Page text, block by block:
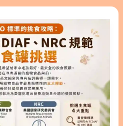
狀況來挑選，就能在日常生
2. 貓機能罐怎麼挑？5大保
罐時，建議先觀察家中貓咪
以下將針對五大常見的保健
觀察重點。 2.1. 腎臟與泌尿
許多熟齡貓常見的困擾，充
的關鍵之一。針對這類需
與鈉含量經過控制的配方，
此外，含有蔓
與特殊健康需求的貓咪提供
愛貓規劃均衡的日常飲食。
share/p/1dCZ2gaSJU/
錄 : 顯示/隱藏 1. 什麼是貓
同？ 2. 主食罐貓的日常飲
罐的 7 大評估指標 3.1. 指
3.2. 指標二：以動物性蛋白
的脂肪與必需脂肪酸 3.4. 指